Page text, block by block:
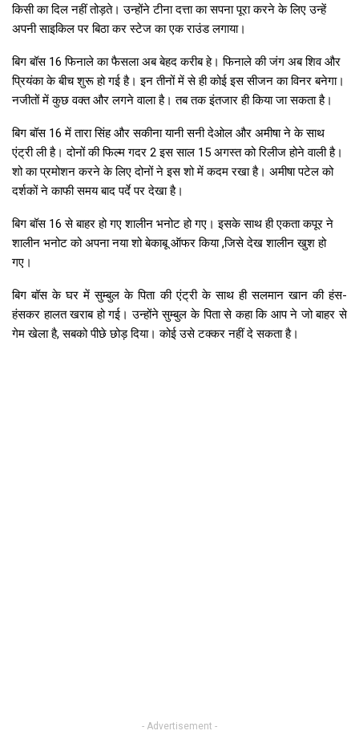
किसी का दिल नहीं तोड़ते। उन्होंने टीना दत्ता का सपना पूरा करने के लिए उन्हें
अपनी साइकिल पर बिठा कर स्टेज का एक राउंड लगाया।
बिग बॉस 16 फिनाले का फैसला अब बेहद करीब हे। फिनाले की जंग अब शिव और
प्रियंका के बीच शुरू हो गई है। इन तीनों में से ही कोई इस सीजन का विनर बनेगा।
नजीतों में कुछ वक्त और लगने वाला है। तब तक इंतजार ही किया जा सकता है।
बिग बॉस 16 में तारा सिंह और सकीना यानी सनी देओल और अमीषा ने के साथ
एंट्री ली है। दोनों की फिल्म गदर 2 इस साल 15 अगस्त को रिलीज होने वाली है।
शो का प्रमोशन करने के लिए दोनों ने इस शो में कदम रखा है। अमीषा पटेल को
दर्शकों ने काफी समय बाद पर्दे पर देखा है।
बिग बॉस 16 से बाहर हो गए शालीन भनोट हो गए। इसके साथ ही एकता कपूर ने
शालीन भनोट को अपना नया शो बेकाबू ऑफर किया ,जिसे देख शालीन खुश हो
गए।
बिग बॉस के घर में सुम्बुल के पिता की एंट्री के साथ ही सलमान खान की हंस-
हंसकर हालत खराब हो गई। उन्होंने सुम्बुल के पिता से कहा कि आप ने जो बाहर से
गेम खेला है, सबको पीछे छोड़ दिया। कोई उसे टक्कर नहीं दे सकता है।
- Advertisement -